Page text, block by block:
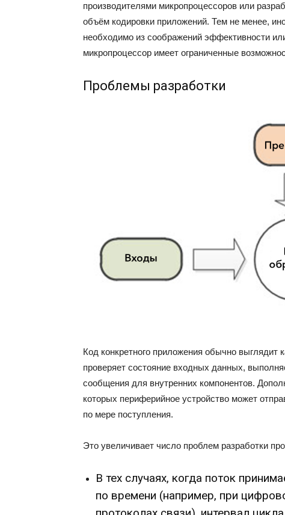
производителями микропроцессоров или
объём кодировки приложений. Тем не менее,
необходимо из соображений эффективности
микропроцессор имеет ограниченные
Проблемы разработки
Код конкретного приложения обычно
проверяет состояние входных данных,
сообщения для внутренних компонентов.
которых периферийное устройство может
по мере поступления.
Это увеличивает число проблем разработки
В тех случаях, когда поток
по времени (например, при